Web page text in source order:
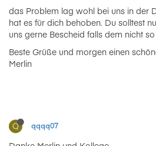
das Problem lag wohl bei uns in der
hat es für dich behoben. Du solltest
uns gerne Bescheid falls dem nicht
Beste Grüße und morgen einen
Merlin
Q qqqq07